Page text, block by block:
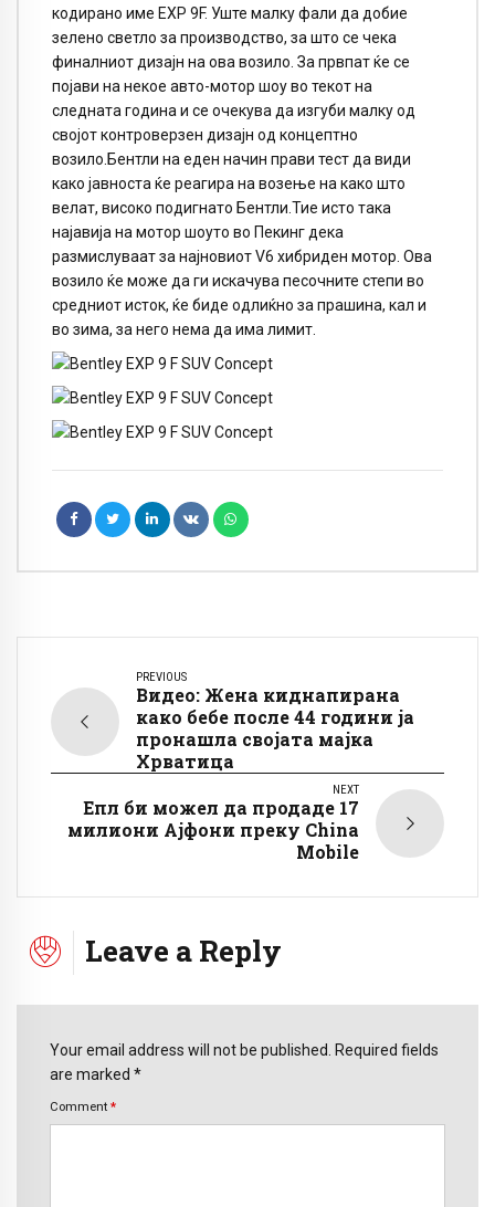
кодирано име EXP 9F. Уште малку фали да добие
зелено светло за производство, за што се чека
финалниот дизајн на ова возило. За првпат ќе се
појави на некое авто-мотор шоу во текот на
следната година и се очекува да изгуби малку од
својот контроверзен дизајн од концептно
возило.Бентли на еден начин прави тест да види
како јавноста ќе реагира на возење на како што
велат, високо подигнато Бентли.Тие исто така
најавија на мотор шоуто во Пекинг дека
размислуваат за најновиот V6 хибриден мотор. Ова
возило ќе може да ги искачува песочните степи во
средниот исток, ќе биде одлиќно за прашина, кал и
во зима, за него нема да има лимит.
PREVIOUS
Видео: Жена киднапирана
како бебе после 44 години ја
пронашла својата мајка
Хрватица
NEXT
Епл би можел да продаде 17
милиони Ајфони преку China
Mobile
Leave a Reply
Your email address will not be published. Required fields
are marked *
Comment *